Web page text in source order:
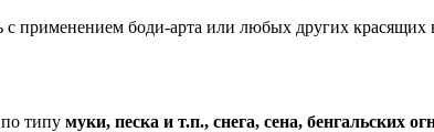
применением боди-арта или любых других красящих
типу муки, песка и т.п., снега, сена, бенгальских